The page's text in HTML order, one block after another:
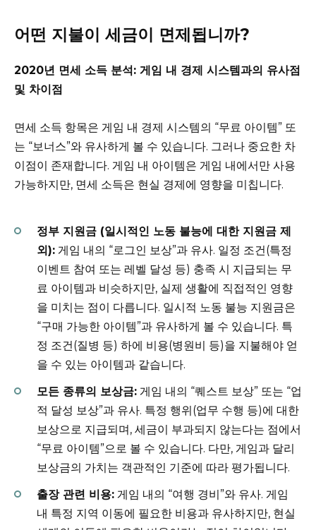
어떤 지불이 세금이 면제됩니까?
2020년 면세 소득 분석: 게임 내 경제 시스템과의 유사점
및 차이점
면세 소득 항목은 게임 내 경제 시스템의 “무료 아이템” 또
는 “보너스”와 유사하게 볼 수 있습니다. 그러나 중요한 차
이점이 존재합니다. 게임 내 아이템은 게임 내에서만 사용
가능하지만, 면세 소득은 현실 경제에 영향을 미칩니다.
정부 지원금 (일시적인 노동 불능에 대한 지원금 제
외): 게임 내의 “로그인 보상”과 유사. 일정 조건(특정
이벤트 참여 또는 레벨 달성 등) 충족 시 지급되는 무
료 아이템과 비슷하지만, 실제 생활에 직접적인 영향
을 미치는 점이 다릅니다. 일시적 노동 불능 지원금은
“구매 가능한 아이템”과 유사하게 볼 수 있습니다. 특
정 조건(질병 등) 하에 비용(병원비 등)을 지불해야 얻
을 수 있는 아이템과 같습니다.
모든 종류의 보상금: 게임 내의 “퀘스트 보상” 또는 “업
적 달성 보상”과 유사. 특정 행위(업무 수행 등)에 대한
보상으로 지급되며, 세금이 부과되지 않는다는 점에서
“무료 아이템”으로 볼 수 있습니다. 다만, 게임과 달리
보상금의 가치는 객관적인 기준에 따라 평가됩니다.
출장 관련 비용: 게임 내의 “여행 경비”와 유사. 게임
내 특정 지역 이동에 필요한 비용과 유사하지만, 현실